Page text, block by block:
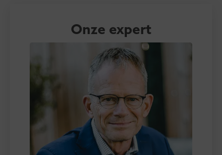
Onze expert